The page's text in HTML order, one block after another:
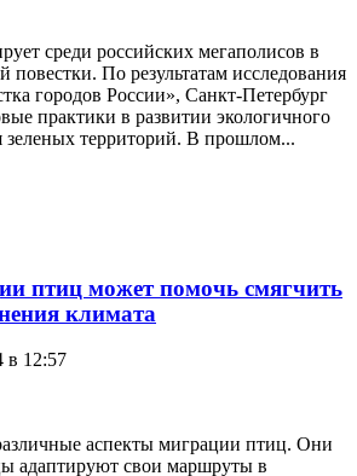
среди российских мегаполисов в
повестки. По результатам исследования
городов России», Санкт-Петербург
практики в развитии экологичного
зеленых территорий. В прошлом...
птиц может помочь смягчить
климата
в 12:57
аспекты миграции птиц. Они
адаптируют свои маршруты в